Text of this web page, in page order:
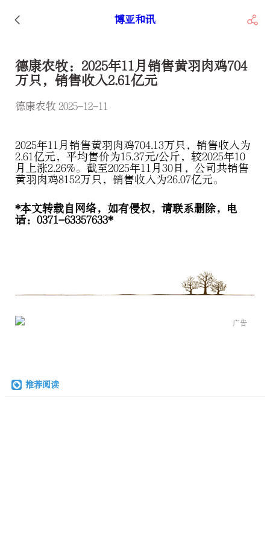
博亚和讯
德康农牧：2025年11月销售黄羽肉鸡704
万只，销售收入2.61亿元
德康农牧 2025-12-11
2025年11月销售黄羽肉鸡704.13万只，销售收入为
2.61亿元，平均售价为15.37元/公斤，较2025年10
月上涨2.26%。截至2025年11月30日，公司共销售
黄羽肉鸡8152万只，销售收入为26.07亿元。
*本文转载自网络，如有侵权，请联系删除，电
话：0371-63357633*
广告
推荐阅读